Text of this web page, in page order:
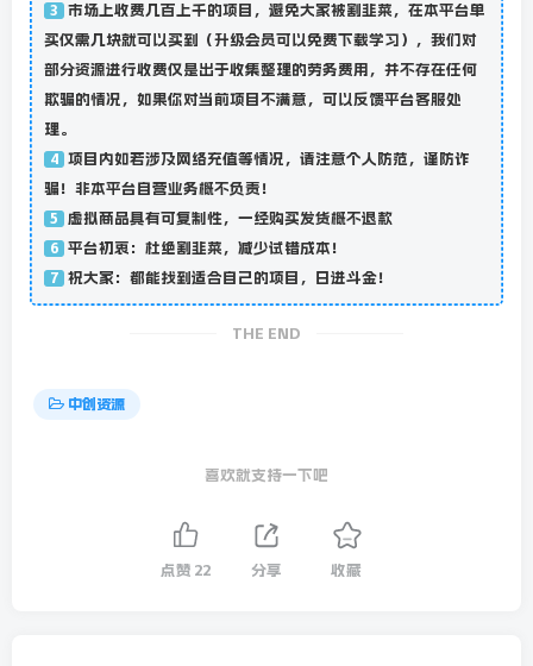
3 市场上收费几百上千的项目，避免大家被割韭菜，在本平台单
买仅需几块就可以买到（升级会员可以免费下载学习），我们对
部分资源进行收费仅是出于收集整理的劳务费用，并不存在任何
欺骗的情况，如果你对当前项目不满意，可以反馈平台客服处
理。
4 项目内如若涉及网络充值等情况，请注意个人防范，谨防诈
骗！非本平台自营业务概不负责！
5 虚拟商品具有可复制性，一经购买发货概不退款
6 平台初衷：杜绝割韭菜，减少试错成本！
7 祝大家：都能找到适合自己的项目，日进斗金！
THE END
中创资源
喜欢就支持一下吧
点赞 22 分享 收藏